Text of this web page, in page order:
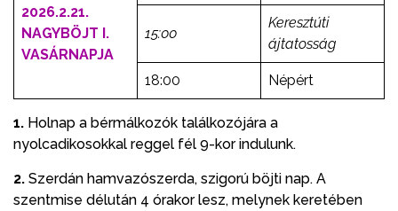
2026.2.21.
NAGYBÖJT I.
VASÁRNAPJA
15:00
Keresztúti
ájtatosság
18:00 Népért
1. Holnap a bérmálkozók találkozójára a
nyolcadikosokkal reggel fél 9-kor indulunk.
2. Szerdán hamvazószerda, szigorú böjti nap. A
szentmise délután 4 órakor lesz, melynek keretében